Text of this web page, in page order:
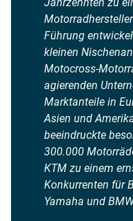
Führung
kleinen
Motocross-
agierenden
Marktanteile in
Asien und
beeindruckte
300.000
KTM zu einem
Konkurrenten für
Yamaha und